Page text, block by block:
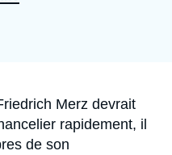
Merz devrait
rapidement, il
de son